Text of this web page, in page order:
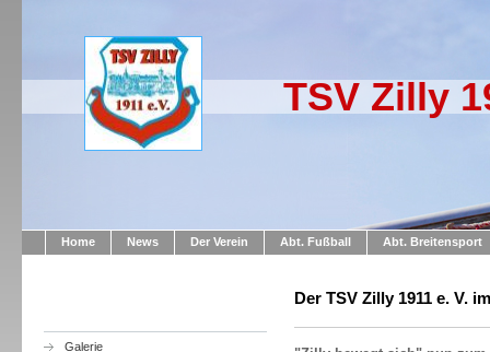
TSV Zilly
Home News Der Verein Abt. Fußball Abt. Breitensport
Galerie
Der TSV Zilly 1911 e. V.